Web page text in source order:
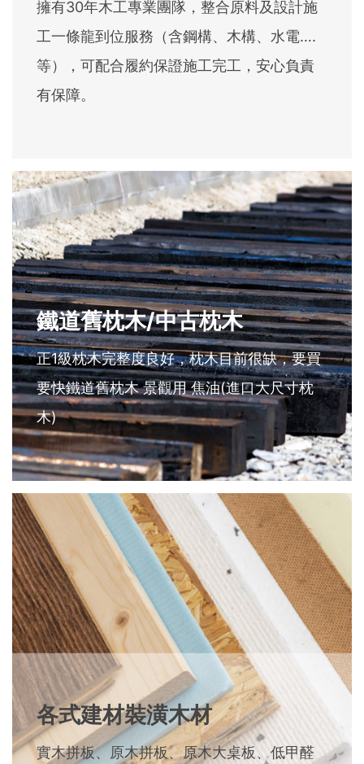
擁有30年木工專業團隊，整合原料及設計施
工一條龍到位服務（含鋼構、木構、水電….
等），可配合履約保證施工完工，安心負責
有保障。
鐵道舊枕木/中古枕木
正1級枕木完整度良好，枕木目前很缺，要買
要快鐵道舊枕木 景觀用 焦油(進口大尺寸枕
木)
各式建材裝潢木材
實木拼板、原木拼板、原木大桌板、低甲醛